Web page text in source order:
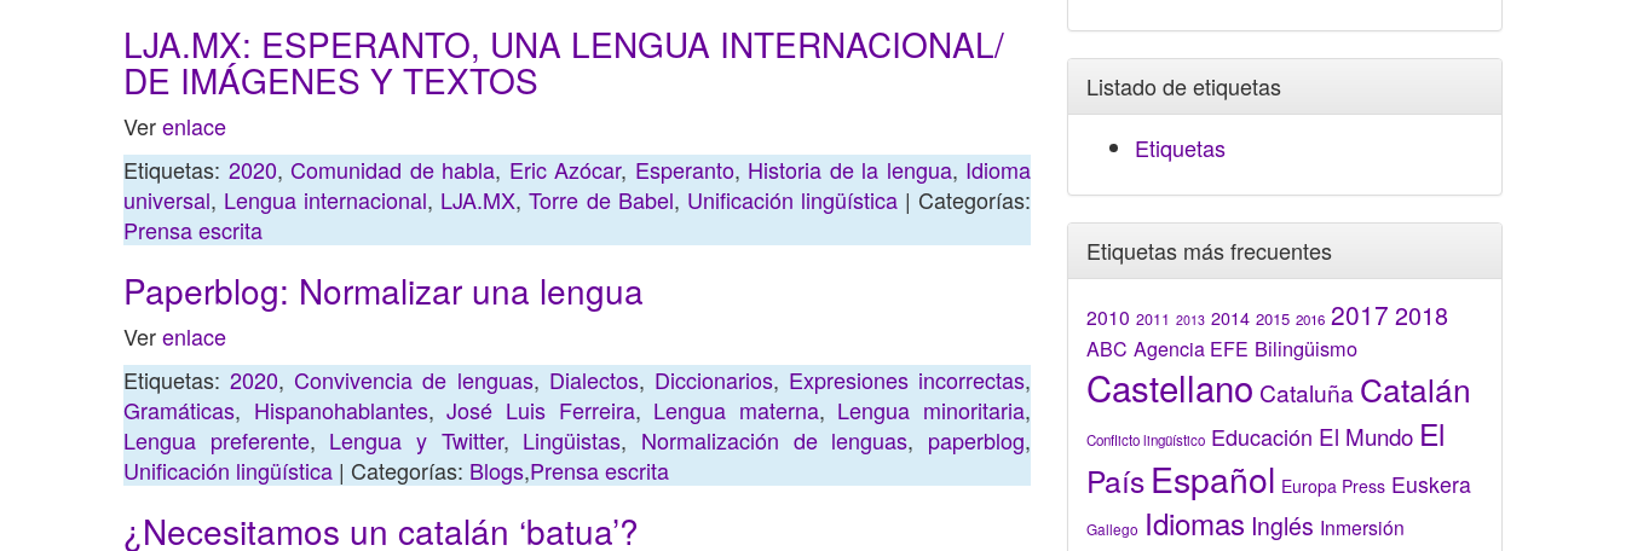
LJA.MX: ESPERANTO, UNA LENGUA INTERNACIONAL/
DE IMÁGENES Y TEXTOS
Verenlace
Etiquetas: 2020, Comunidad de habla, Eric Azócar, Esperanto, Historia de la lengua, Idioma
universal, Lengua internacional, LJA.MX,Torre de Babel, Unificación lingüística| Categorías:
Prensa escrita
Paperblog: Normalizar una lengua
Verenlace
Etiquetas:2020,Convivencia de lenguas, Dialectos, Diccionarios, Expresiones incorrectas,
Gramáticas, Hispanohablantes,José Luis Ferreira, Lengua materna, Lengua minoritaria,
Lengua preferente, Lengua y Twitter, Lingüistas, Normalización de lenguas, paperblog,
Unificación lingüística | Categorías: Blogs,Prensa escrita
¿Necesitamos un catalán ‘batua’?
Listado de etiquetas
Etiquetas
Etiquetas más frecuentes
2010 2011 2013 2014 2015 2016 2017 2018
ABC Agencia EFE Bilingüismo
Castellano Cataluña Catalán
Conflicto lingüístico Educación El Mundo El
País Español Europa Press Euskera
Gallego Idiomas Inglés Inmersión